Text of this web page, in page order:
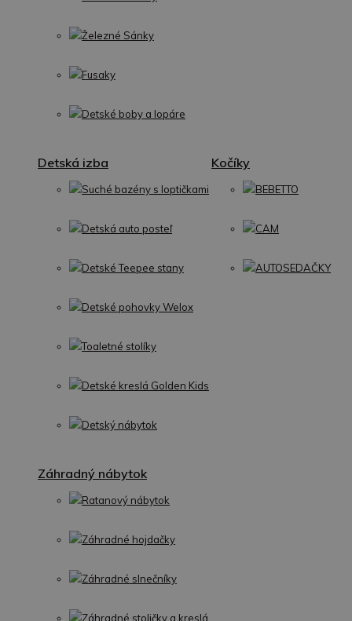
Železné Sánky
Fusaky
Detské boby a lopáre
Detská izba
Suché bazény s loptičkami
Detská auto posteľ
Detské Teepee stany
Detské pohovky Welox
Toaletné stolíky
Detské kreslá Golden Kids
Detský nábytok
Kočíky
BEBETTO
CAM
AUTOSEDAČKY
Záhradný nábytok
Ratanový nábytok
Záhradné hojdačky
Záhradné slnečníky
Záhradné stoličky a kreslá